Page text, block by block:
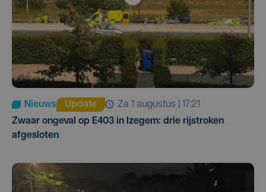
Nieuws Update
za 1 augustus | 17:21
Zwaar ongeval op E403 in Izegem: drie rijstroken
afgesloten